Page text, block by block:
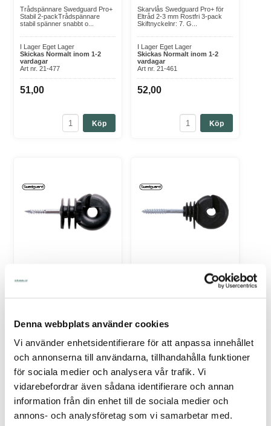
Denna webbplats använder cookies
Vi använder enhetsidentifierare för att anpassa innehållet
och annonserna till användarna, tillhandahålla funktioner
för sociala medier och analysera vår trafik. Vi
vidarebefordrar även sådana identifierare och annan
information från din enhet till de sociala medier och
annons- och analysföretag som vi samarbetar med.
Trådspännare Swedguard Pro+
Stabil 2-packTrådspännare
stabil spänner snabbt o...
I Lager Eget Lager
Skickas Normalt inom 1-2
vardagar
Art nr. 21-477
51,00
Köp
Skarvlås Swedguard Pro+ för
Eltråd 2-3 mm Rostfri 3-pack
Skiftnyckelnr: 7. G...
I Lager Eget Lager
Skickas Normalt inom 1-2
vardagar
Art nr. 21-461
52,00
Köp
Ringisolator Swedguard + 25-
metallkärna, utrus...
I Lager Eget Lager
Skickas Normalt inom 1-2
vardagar
Art nr. 20-127
Ringisolator Swedguard
Ringisolator Swedguard + Med
stängselSkruvas enkelt fas...
Endast 17 st kvar i lager
Art nr. 20-119
54,00